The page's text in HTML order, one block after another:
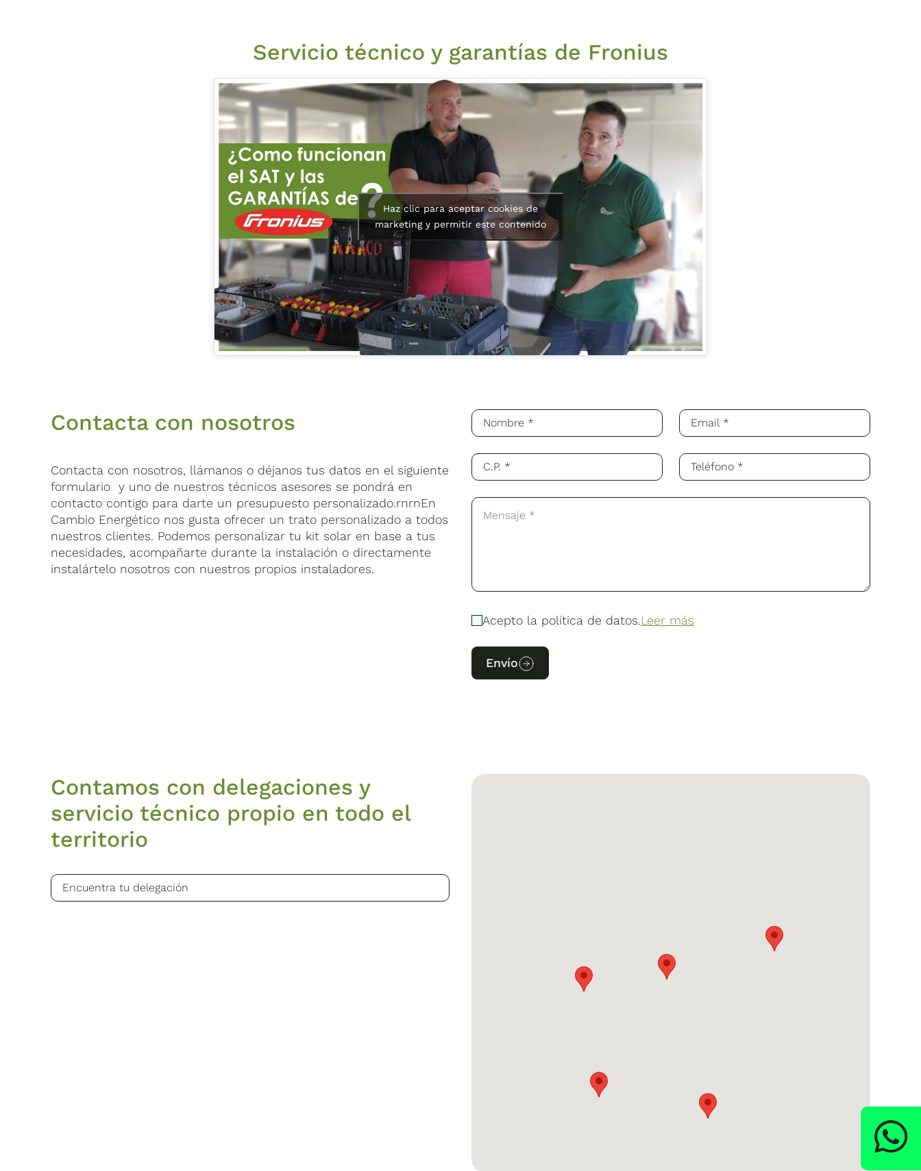
Servicio técnico y garantías de Fronius
Haz clic para aceptar cookies de
marketing y permitir este contenido
Contacta con nosotros
Contacta con nosotros, llámanos o déjanos tus datos en el siguiente
formulario y uno de nuestros técnicos asesores se pondrá en
contacto contigo para darte un presupuesto personalizado.rnrnEn
Cambio Energético nos gusta ofrecer un trato personalizado a todos
nuestros clientes. Podemos personalizar tu kit solar en base a tus
necesidades, acompañarte durante la instalación o directamente
instalártelo nosotros con nuestros propios instaladores.
Acepto la política de datos.Leer más
Envío
Contamos con delegaciones y
servicio técnico propio en todo el
territorio